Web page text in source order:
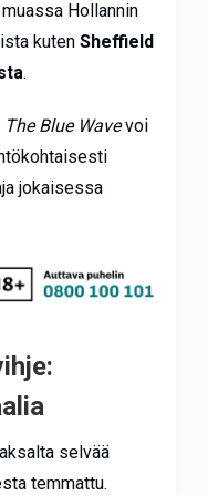
Hollannin
kuten Sheffield
.
The Blue Wavevoi
jokaisessa
selvää
temmattu.